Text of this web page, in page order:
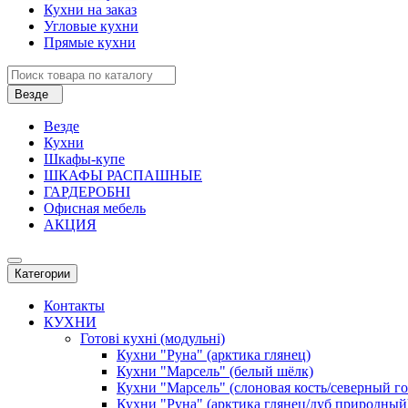
Кухни на заказ
Угловые кухни
Прямые кухни
Везде
Везде
Кухни
Шкафы-купе
ШКАФЫ РАСПАШНЫЕ
ГАРДЕРОБНІ
Офисная мебель
АКЦИЯ
Категории
Контакты
КУХНИ
Готові кухні (модульні)
Кухни "Руна" (арктика глянец)
Кухни "Марсель" (белый шёлк)
Кухни "Марсель" (слоновая кость/северный
Кухни "Руна" (арктика глянец/дуб